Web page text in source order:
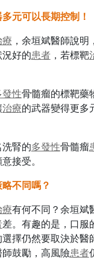
元可以長期控制！
，余垣斌醫師說
好的患者，若標靶
發性骨髓瘤的標靶藥
治療的武器變得更多
腎的多發性骨髓瘤
接受。
不同嗎？
有何不同？余垣斌
差。有趣的是，口服
擇仍然要取決於醫
師鼓勵，高風險患者